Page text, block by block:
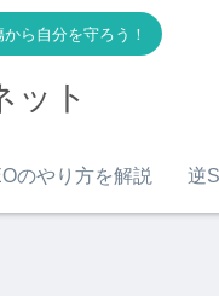
ら自分を守ろう！
ット
のやり方を解説 逆